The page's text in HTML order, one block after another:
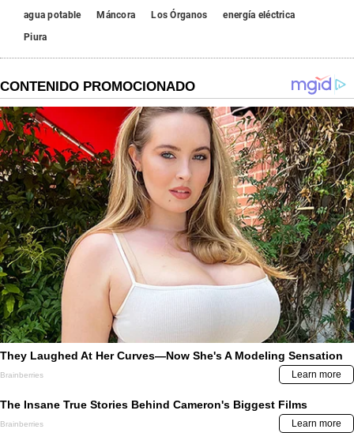
agua potable Máncora Los Órganos
energía eléctrica
Piura